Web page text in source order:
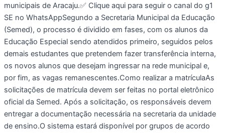
municipais de Aracaju.✅ Clique aqui para seguir o canal do g1
SE no WhatsAppSegundo a Secretaria Municipal da Educação
(Semed), o processo é dividido em fases, com os alunos da
Educação Especial sendo atendidos primeiro, seguidos pelos
demais estudantes que pretendem fazer transferência interna,
os novos alunos que desejam ingressar na rede municipal e,
por fim, as vagas remanescentes.Como realizar a matrículaAs
solicitações de matrícula devem ser feitas no portal eletrônico
oficial da Semed. Após a solicitação, os responsáveis devem
entregar a documentação necessária na secretaria da unidade
de ensino.O sistema estará disponível por grupos de acordo